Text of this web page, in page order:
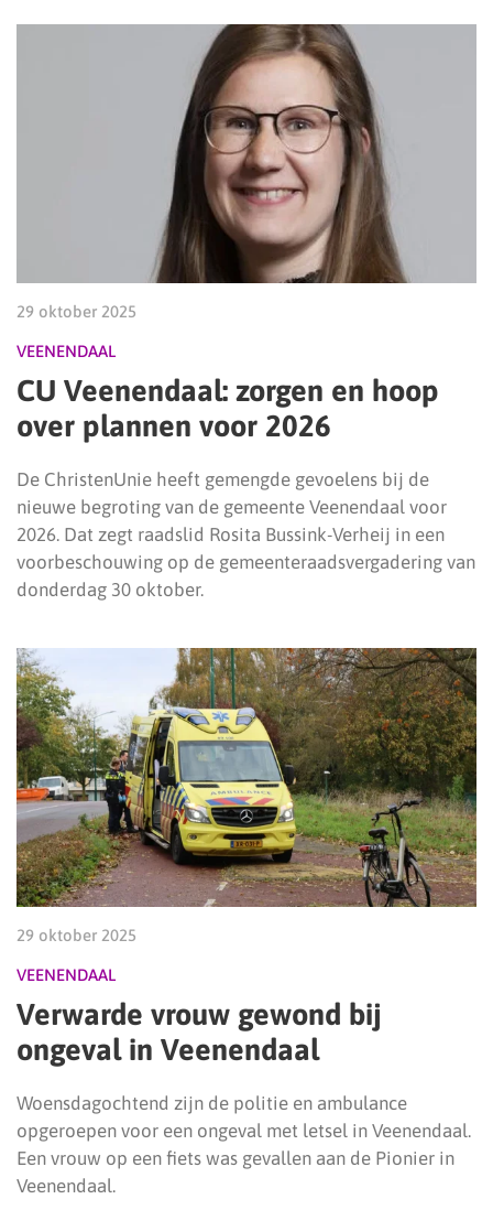
29 oktober 2025
VEENENDAAL
CU Veenendaal: zorgen en hoop
over plannen voor 2026
De ChristenUnie heeft gemengde gevoelens bij de
nieuwe begroting van de gemeente Veenendaal voor
2026. Dat zegt raadslid Rosita Bussink-Verheij in een
voorbeschouwing op de gemeenteraadsvergadering van
donderdag 30 oktober.
29 oktober 2025
VEENENDAAL
Verwarde vrouw gewond bij
ongeval in Veenendaal
Woensdagochtend zijn de politie en ambulance
opgeroepen voor een ongeval met letsel in Veenendaal.
Een vrouw op een fiets was gevallen aan de Pionier in
Veenendaal.